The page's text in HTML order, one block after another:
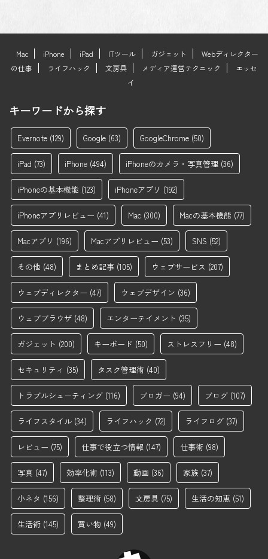
Mac iPhone iPad ITツール ガジェット
Webディレクター
の仕事
ライフハック 文房具 メディア運営テクニック
エッセ
イ
キーワードから探す
Evernote (129) Google (63) GoogleChrome (50)
iPad (73) iPhone (494) iPhoneのカメラ・写真管理 (36)
iPhoneの基本機能 (123) iPhoneアプリ (192)
iPhoneアプリレビュー (41) Mac (300) Macの基本機能 (77)
Macアプリ (196) Macアプリレビュー (53) SNS (52)
その他 (48) まとめ記事 (105) ウェブサービス (207)
ウェブディレクター (47) ウェブデザイン (36)
ウェブブラウザ (48) エンターテイメント (35)
ガジェット (200) キーボード (50) ストレスフリー (48)
セキュリティ (35) タスク管理術 (40)
トラブルシューティング (116) ブロガー (94) ブログ (107)
ライフスタイル (34) ライフハック (72) ライフログ (37)
レビュー (75) 仕事で役立つ情報 (147) 仕事術 (98)
写真 (47) 効率化術 (113) 動画 (36) 家族 (37)
小ネタ (156) 整理術 (58) 文房具 (75) 生活の知恵 (51)
生活術 (145) 買い物 (49)